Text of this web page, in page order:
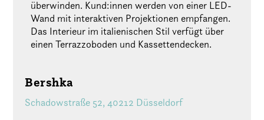
überwinden. Kund:innen werden von einer LED-
Wand mit interaktiven Projektionen empfangen.
Das Interieur im italienischen Stil verfügt über
einen Terrazzoboden und Kassettendecken.
Bershka
Schadowstraße 52, 40212 Düsseldorf